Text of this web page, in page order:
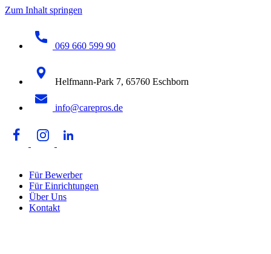
Zum Inhalt springen
069 660 599 90
Helfmann-Park 7, 65760 Eschborn
info@carepros.de
Für Bewerber
Für Einrichtungen
Über Uns
Kontakt